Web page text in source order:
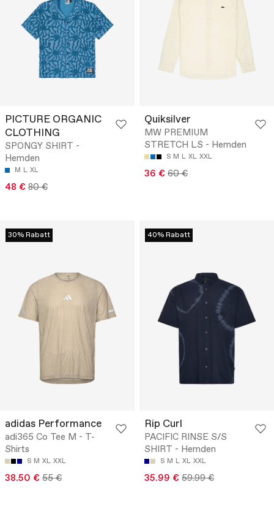
PICTURE ORGANIC
CLOTHING
SPONGY SHIRT -
Hemden
M L XL
48 € 80 €
Quiksilver
MW PREMIUM
STRETCH LS - Hemden
S M L XL XXL
36 € 60 €
30% Rabatt
adidas Performance
adi365 Co Tee M - T-
Shirts
S M XL XXL
38.50 € 55 €
40% Rabatt
Rip Curl
PACIFIC RINSE S/S
SHIRT - Hemden
S M L XL XXL
35.99 € 59.99 €